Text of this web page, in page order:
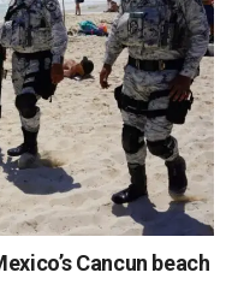
Cancun beach